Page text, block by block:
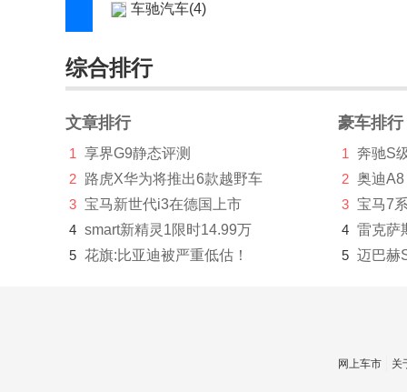
车驰汽车(4)
橙仕(1)
创维汽车(1219)
刺猬汽车(1)
Cupra(8)
D
大乘汽车(277)
综合排行
文章排行
1
享界G9静态评测
2 路虎X华为将推出6款越野车
3 宝马新世代i3在德国上市
4 smart新精灵1限时14.99万
5 花旗:比亚迪被严重低估！
豪车排行
1 奔驰S
2 奥迪A8
3 宝马7系
4 雷克萨
5 迈巴赫
网上车市 关